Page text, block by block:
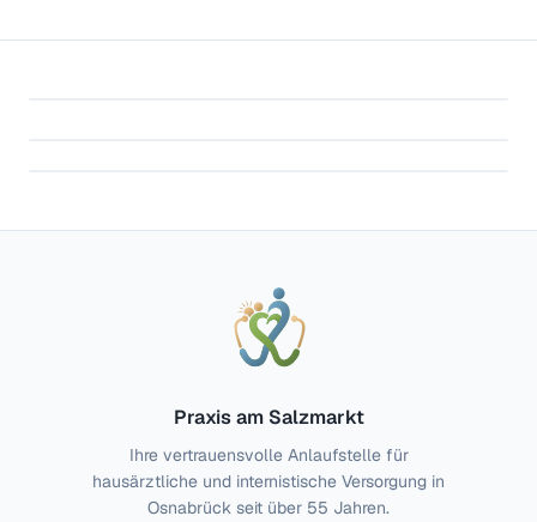
Praxis am Salzmarkt
Ihre vertrauensvolle Anlaufstelle für
hausärztliche und internistische Versorgung in
Osnabrück seit über 55 Jahren.